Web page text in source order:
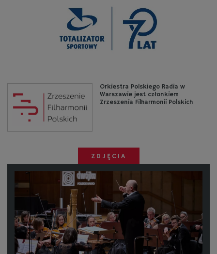
Orkiestra Polskiego Radia w
Warszawie jest członkiem
Zrzeszenia Filharmonii Polskich
ZDJĘCIA